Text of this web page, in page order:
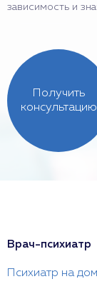
зависимость и
Получить
консультацию
Врач-психиатр
Психиатр на дом